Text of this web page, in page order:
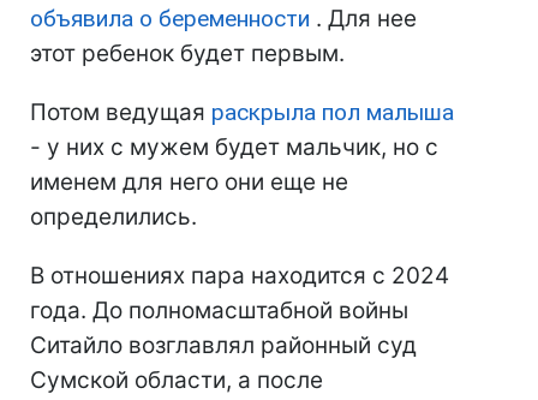
объявила о беременности . Для нее
этот ребенок будет первым.
Потом ведущая раскрыла пол малыша
- у них с мужем будет мальчик, но с
именем для него они еще не
определились.
В отношениях пара находится с 2024
года. До полномасштабной войны
Ситайло возглавлял районный суд
Сумской области, а после